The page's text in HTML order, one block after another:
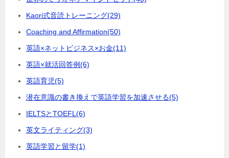
Kaori式音読トレーニング(29)
Coaching and Affirmation(50)
英語×ネットビジネス×お金(11)
英語×就活回答例(6)
英語育児(5)
潜在意識の書き換えで英語学習を加速させる(5)
IELTSとTOEFL (6)
英文ライティング(3)
英語学習と留学(1)